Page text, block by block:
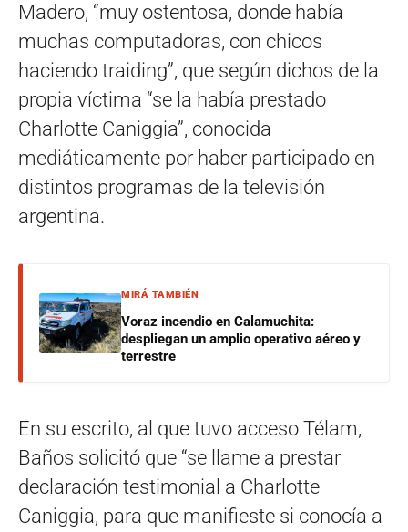
Madero, “muy ostentosa, donde había
muchas computadoras, con chicos
haciendo traiding”, que según dichos de la
propia víctima “se la había prestado
Charlotte Caniggia”, conocida
mediáticamente por haber participado en
distintos programas de la televisión
argentina.
MIRÁ TAMBIÉN
Voraz incendio en Calamuchita:
despliegan un amplio operativo aéreo y
terrestre
En su escrito, al que tuvo acceso Télam,
Baños solicitó que “se llame a prestar
declaración testimonial a Charlotte
Caniggia, para que manifieste si conocía a